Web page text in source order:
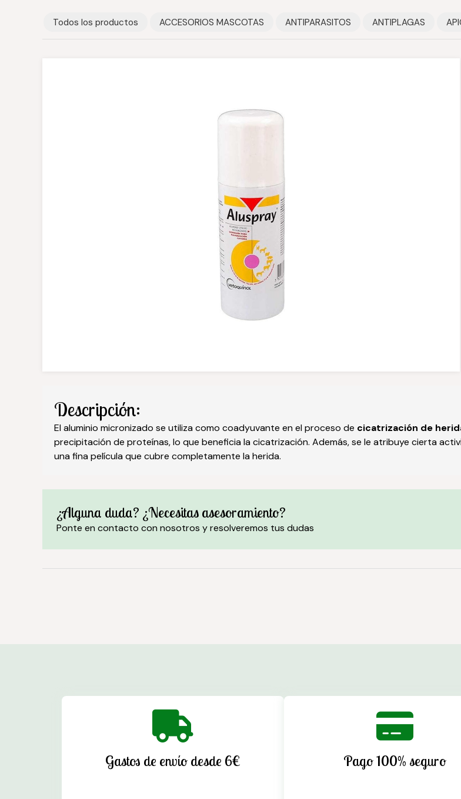
Todos los productos ACCESORIOS MASCOTAS ANTIPARASITOS ANTIPLAGAS
Descripción:
El aluminio micronizado se utiliza como coadyuvante en el proceso de cicatrización de
precipitación de proteínas, lo que beneficia la cicatrización. Además, se le atribuye cierta
una fina película que cubre completamente la herida.
¿Alguna duda? ¿Necesitas asesoramiento?
Ponte en contacto con nosotros y resolveremos tus dudas
Gastos de envío desde 6€ Pago 100% seguro